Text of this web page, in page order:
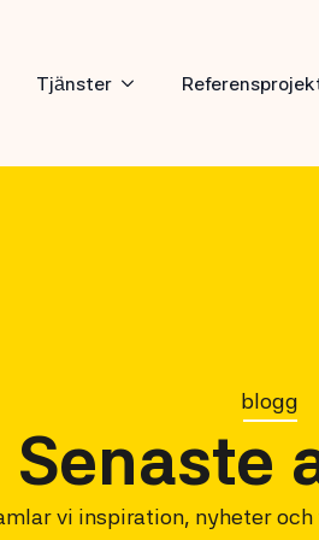
Tjänster
blogg
Senaste
vi inspiration, nyheter